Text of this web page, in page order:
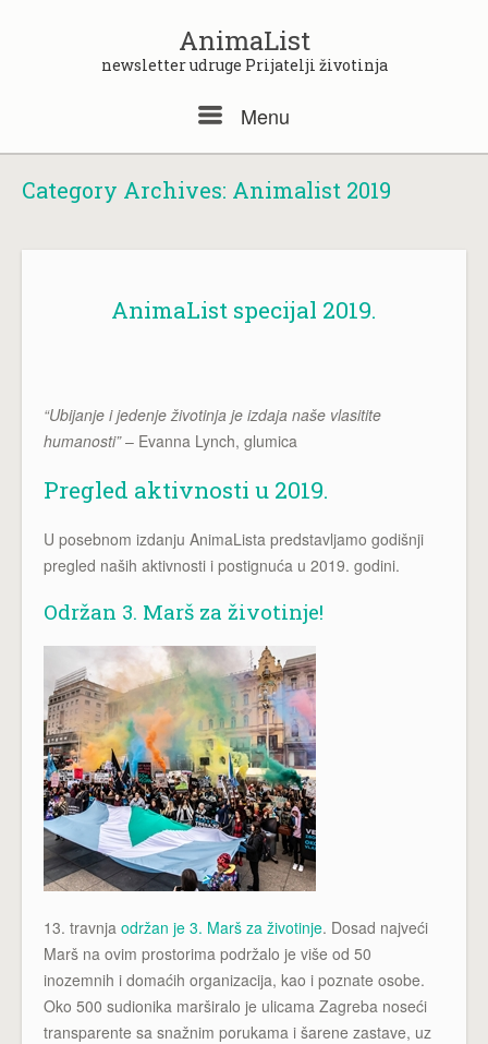
AnimaList
newsletter udruge Prijatelji životinja
Menu
Category Archives: Animalist 2019
AnimaList specijal 2019.
“Ubijanje i jedenje životinja je izdaja naše vlasitite
humanosti”– Evanna Lynch, glumica
Pregled aktivnosti u 2019.
U posebnom izdanju AnimaLista predstavljamo godišnji
pregled naših aktivnosti i postignuća u 2019. godini.
Održan 3. Marš za životinje!
13. travnja održan je 3. Marš za životinje. Dosad najveći
Marš na ovim prostorima podržalo je više od 50
inozemnih i domaćih organizacija, kao i poznate osobe.
Oko 500 sudionika marširalo je ulicama Zagreba noseći
transparente sa snažnim porukama i šarene zastave, uz